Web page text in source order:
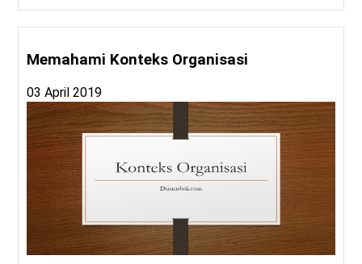
Memahami Konteks Organisasi
03 April 2019